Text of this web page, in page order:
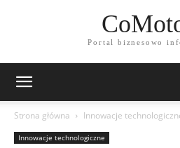
Portal biznesowo
Strona główna Innowacje
Innowacje technologiczne